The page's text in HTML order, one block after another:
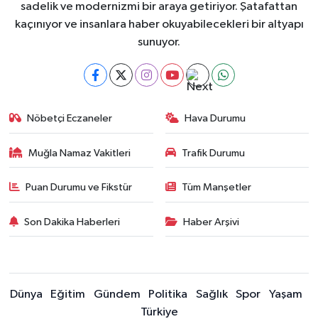
sadelik ve modernizmi bir araya getiriyor. Şatafattan
kaçınıyor ve insanlara haber okuyabilecekleri bir altyapı
sunuyor.
Nöbetçi Eczaneler Hava Durumu
Muğla Namaz Vakitleri Trafik Durumu
Puan Durumu ve Fikstür Tüm Manşetler
Son Dakika Haberleri Haber Arşivi
Dünya Eğitim Gündem Politika Sağlık Spor
Yaşam
Türkiye